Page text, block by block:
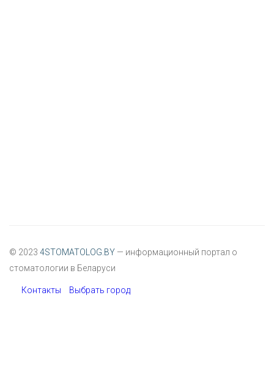
© 2023 4STOMATOLOG.BY — информационный портал о
стоматологии в Беларуси
Контакты Выбрать город